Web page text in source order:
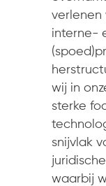
verlenen
interne-
wij in
sterke
snijvlak
waarbij